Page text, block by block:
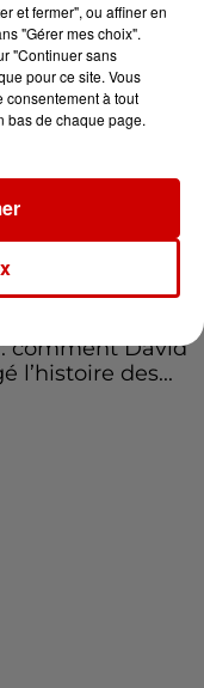
bus au
les bleus à
chanson que
comment David
l’histoire des...
et fermer", ou affiner en
"Gérer mes choix".
"Continuer sans
pour ce site. Vous
consentement à tout
bas de chaque page.